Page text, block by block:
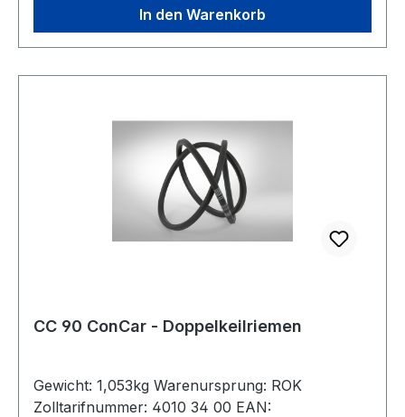
In den Warenkorb
CC 90 ConCar - Doppelkeilriemen
Gewicht: 1,053kg Warenursprung: ROK
Zolltarifnummer: 4010 34 00 EAN: